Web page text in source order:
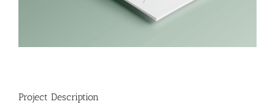
Project Description